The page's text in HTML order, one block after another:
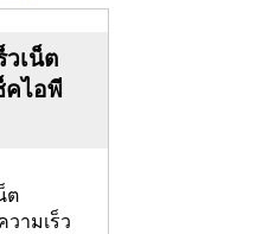
วเน็ต
คไอพี
ต
วามเร็ว